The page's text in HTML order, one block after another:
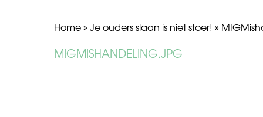
Home» Je ouders slaan is niet stoer! »
MIGMISHANDELING.JPG
BERICHT
NAVIGATIE
Je
ouders
is